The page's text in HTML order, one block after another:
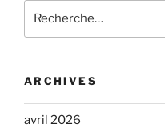
pour
ARCHIVES
avril 2026